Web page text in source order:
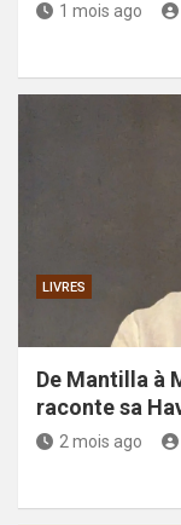
1 mois ago
LIVRES
De Mantilla à
raconte sa
2 mois ago